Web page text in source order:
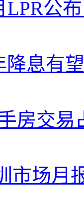
LPR公
降息有
房交
市场月